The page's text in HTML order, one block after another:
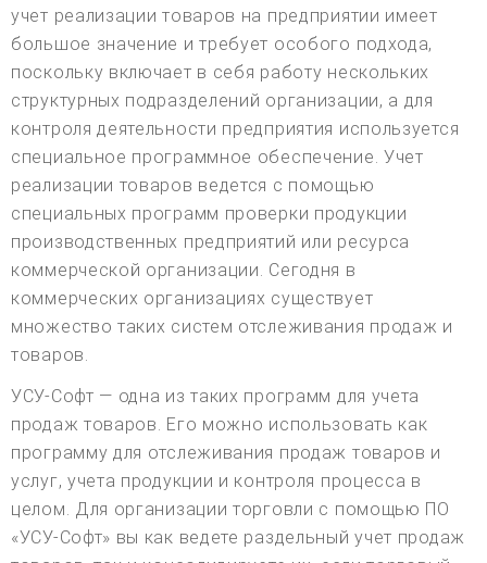
учет реализации товаров на предприятии имеет
большое значение и требует особого подхода,
поскольку включает в себя работу нескольких
структурных подразделений организации, а для
контроля деятельности предприятия используется
специальное программное обеспечение. Учет
реализации товаров ведется с помощью
специальных программ проверки продукции
производственных предприятий или ресурса
коммерческой организации. Сегодня в
коммерческих организациях существует
множество таких систем отслеживания продаж и
товаров.
УСУ-Софт — одна из таких программ для учета
продаж товаров. Его можно использовать как
программу для отслеживания продаж товаров и
услуг, учета продукции и контроля процесса в
целом. Для организации торговли с помощью ПО
«УСУ-Софт» вы как ведете раздельный учет продаж